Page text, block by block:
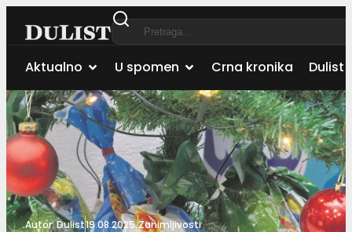
Aktualno U spomen Crna kronika Dulist
Autor:Dulist19.08.2025.Zanimljivosti